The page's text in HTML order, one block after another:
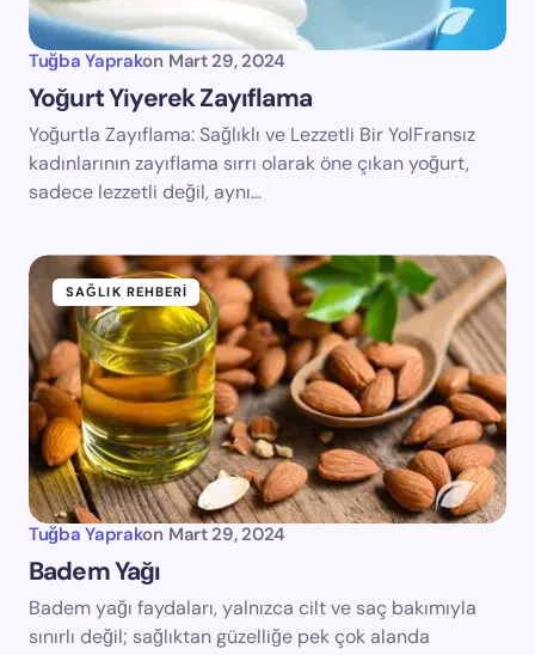
Tuğba Yaprakon Mart 29, 2024
Yoğurt Yiyerek Zayıflama
Yoğurtla Zayıflama: Sağlıklı ve Lezzetli Bir YolFransız
kadınlarının zayıflama sırrı olarak öne çıkan yoğurt,
sadece lezzetli değil, aynı…
SAĞLIK REHBERI
Tuğba Yaprakon Mart 29, 2024
Badem Yağı
Badem yağı faydaları, yalnızca cilt ve saç bakımıyla
sınırlı değil; sağlıktan güzelliğe pek çok alanda